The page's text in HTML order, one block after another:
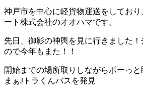
神戸市を中心に軽貨物運送をしてお
ート株式会社のオオハマです。
先日、御影の神輿を見に行きました
ので今年もまた！！
開始までの場所取りしながらボーっ
まぁJトラくんバスを発見